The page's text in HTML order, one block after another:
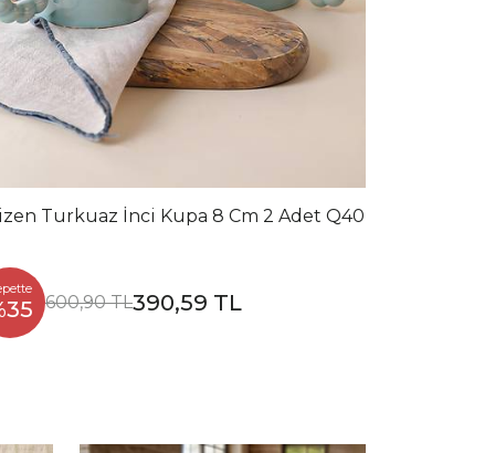
Turkuaz İnci Kupa 8 Cm 2 Adet Q40
600,90 TL390,59 TL